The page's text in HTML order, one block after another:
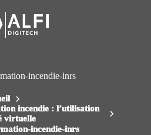
incendie-inrs
incendie : l’utilisation
virtuelle
incendie-inrs